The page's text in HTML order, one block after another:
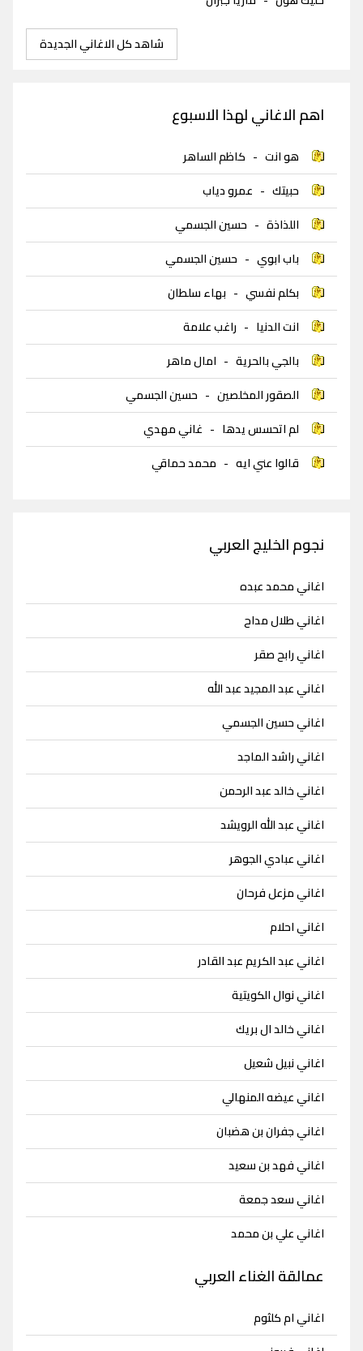
شاهد كل الاغاني الجديدة
اهم الاغاني لهذا الاسبوع
هو انت - كاظم الساهر
حبيتك - عمرو دياب
اللذاذة - حسين الجسمي
باب ابوي - حسين الجسمي
بكلم نفسي - بهاء سلطان
انت الدنيا - راغب علامة
بالجي بالحرية - امال ماهر
الصقور المخلصين - حسين الجسمي
لم اتحسس يدها - غاني مهدي
قالوا عني ايه - محمد حماقي
نجوم الخليج العربي
اغاني محمد عبده
اغاني طلال مداح
اغاني رابح صقر
اغاني عبد المجيد عبد الله
اغاني حسين الجسمي
اغاني راشد الماجد
اغاني خالد عبد الرحمن
اغاني عبد الله الرويشد
اغاني عبادي الجوهر
اغاني مزعل فرحان
اغاني احلام
اغاني عبد الكريم عبد القادر
اغاني نوال الكويتية
اغاني خالد ال بريك
اغاني نبيل شعيل
اغاني عيضه المنهالي
اغاني جفران بن هضبان
اغاني فهد بن سعيد
اغاني سعد جمعة
اغاني علي بن محمد
عمالقة الغناء العربي
اغاني ام كلثوم